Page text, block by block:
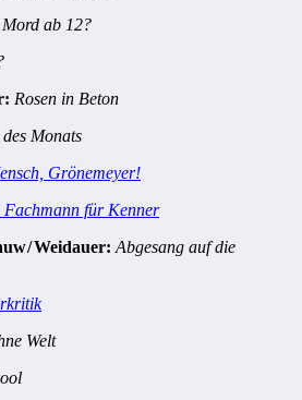
Mord ab 12?
Rosen in Beton
Monats
Grönemeyer!
Fachmann für Kenner
/ Weidauer: Abgesang auf die
Welt